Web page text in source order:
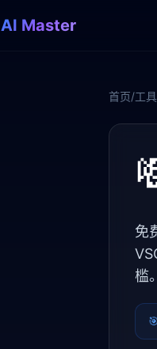
AI Master
首页/工具
免
槛